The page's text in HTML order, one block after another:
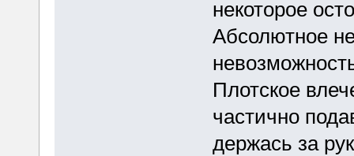
некоторое
Абсолютное
Плотское
частично
держась за